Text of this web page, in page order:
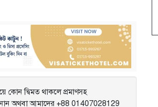
কোন দ্বিমত থাকলে প্রমাণসহ
অথবা আমাদের +88 01407028129